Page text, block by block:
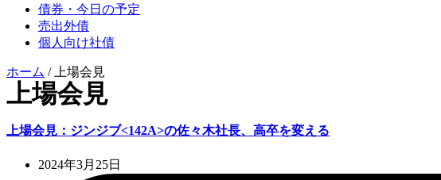
債券・今日の予定
売出外債
個人向け社債
ホーム / 上場会見
上場会見
上場会見：ジンジブ<142A>の佐々木社長、高卒を変える
2024年3月25日